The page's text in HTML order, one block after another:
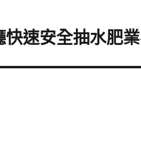
速安全抽水肥